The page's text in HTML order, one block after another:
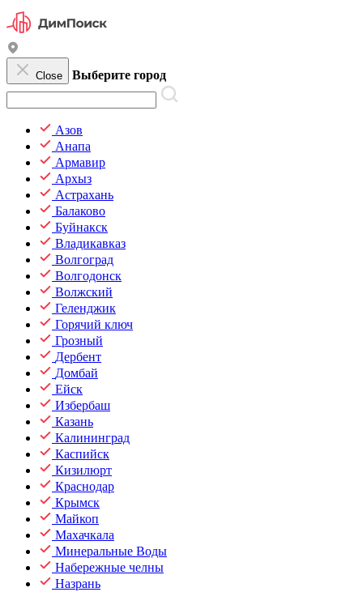
Close Выберите город
Азов
Анапа
Армавир
Архыз
Астрахань
Балаково
Буйнакск
Владикавказ
Волгоград
Волгодонск
Волжский
Геленджик
Горячий ключ
Грозный
Дербент
Домбай
Ейск
Избербаш
Казань
Калининград
Каспийск
Кизилюрт
Краснодар
Крымск
Майкоп
Махачкала
Минеральные Воды
Набережные челны
Назрань